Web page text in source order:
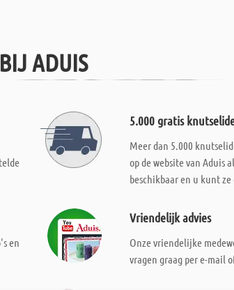
ADUIS
5.000 gratis
Meer dan 5.000
op de website van Aduis
beschikbaar en u kunt
en
Vriendelijk advies
Onze vriendelijke
vragen graag per e-mail